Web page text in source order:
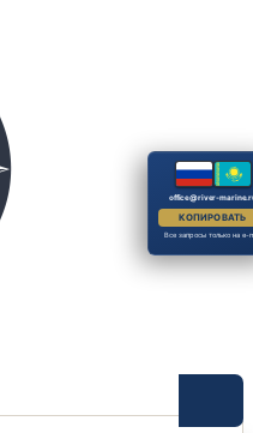
office@river-
КОПИРОВАТЬ
Все запросы только на e-